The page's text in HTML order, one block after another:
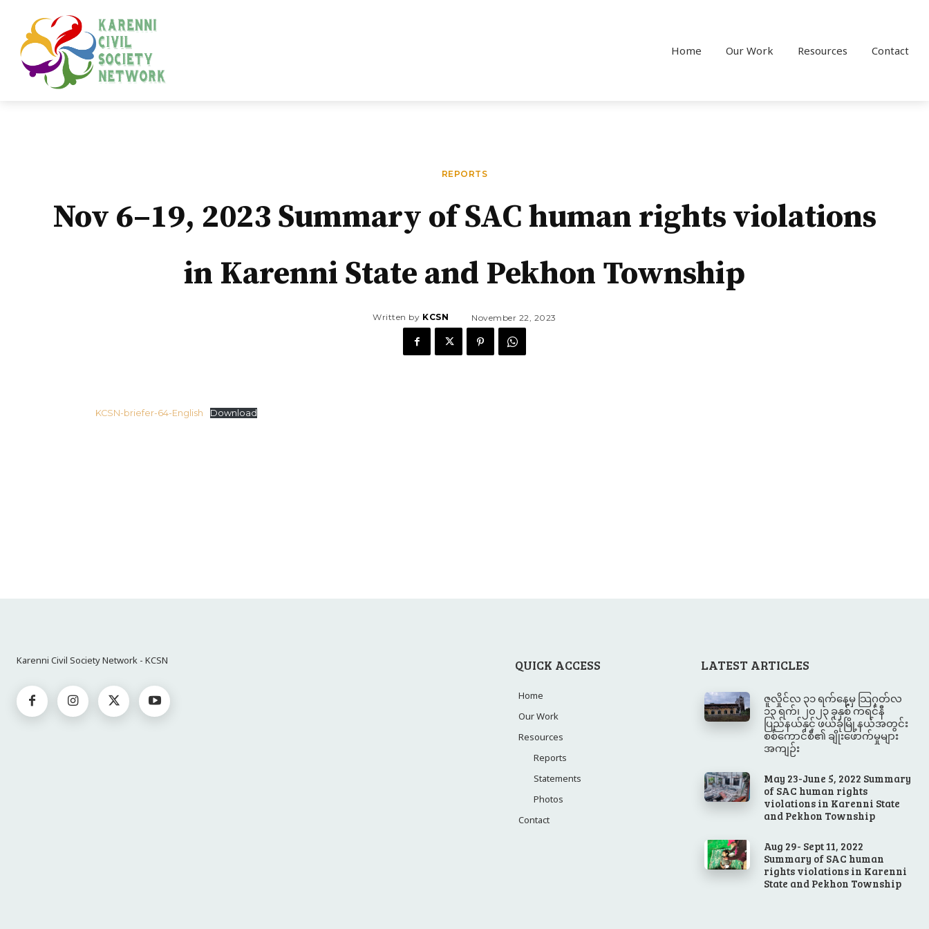
Home Our Work Resources Contact
REPORTS
Nov 6–19, 2023 Summary of SAC human rights violations
in Karenni State and Pekhon Township
Written by KCSN November 22, 2023
KCSN-briefer-64-English Download
Karenni Civil Society Network - KCSN QUICK ACCESS
Home
Our Work
Resources
Reports
Statements
Photos
Contact
LATEST ARTICLES
ဇူလှိုင်လ ၃၁ ရက်နေ့မှ သြဂုတ်လ
၁၃ ရက်၊ ၂၀၂၃ ခုနှစ် ကရင်နီ
ပြည်နယ်နှင့် ဖယ်ခုံမြို့နယ်အတွင်း
စစ်ကောင်စီ၏ ချိုးဖောက်မှုများ
အကျဉ်း
May 23-June 5, 2022 Summary
of SAC human rights
violations in Karenni State
and Pekhon Township
Aug 29- Sept 11, 2022
Summary of SAC human
rights violations in Karenni
State and Pekhon Township